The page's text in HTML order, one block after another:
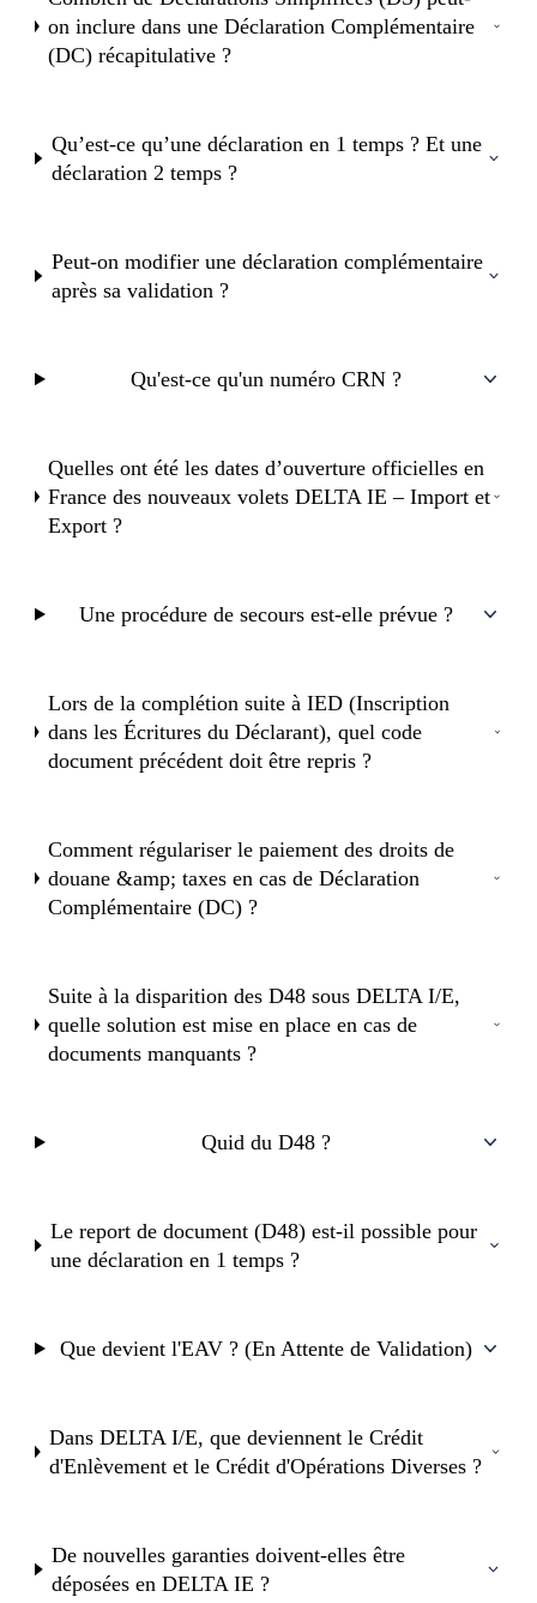
on inclure dans une Déclaration Complémentaire
(DC) récapitulative ?
Qu’est-ce qu’une déclaration en 1 temps ? Et une
déclaration 2 temps ?
Peut-on modifier une déclaration complémentaire
après sa validation ?
Qu'est-ce qu'un numéro CRN ?
Quelles ont été les dates d’ouverture officielles en
France des nouveaux volets DELTA IE – Import et
Export ?
Une procédure de secours est-elle prévue ?
Lors de la complétion suite à IED (Inscription
dans les Écritures du Déclarant), quel code
document précédent doit être repris ?
Comment régulariser le paiement des droits de
douane &amp; taxes en cas de Déclaration
Complémentaire (DC) ?
Suite à la disparition des D48 sous DELTA I/E,
quelle solution est mise en place en cas de
documents manquants ?
Quid du D48 ?
Le report de document (D48) est-il possible pour
une déclaration en 1 temps ?
Que devient l'EAV ? (En Attente de Validation)
Dans DELTA I/E, que deviennent le Crédit
d'Enlèvement et le Crédit d'Opérations Diverses ?
De nouvelles garanties doivent-elles être
déposées en DELTA IE ?